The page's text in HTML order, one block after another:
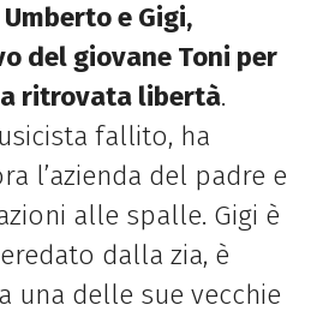
e Gigi,
del giovane Toni per
ritrovata libertà.
fallito, ha
l’azienda del padre e
alle spalle. Gigi è
dalla zia, è
una delle sue vecchie